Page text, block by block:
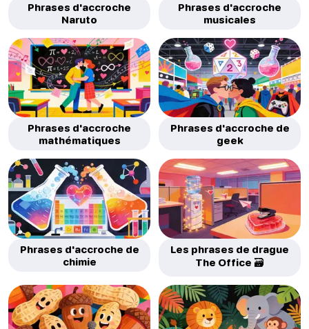
Phrases d'accroche
Naruto
Phrases d'accroche
musicales
Phrases d'accroche
mathématiques
Phrases d'accroche de
geek
Phrases d'accroche de
chimie
Les phrases de drague
The Office 🗃️